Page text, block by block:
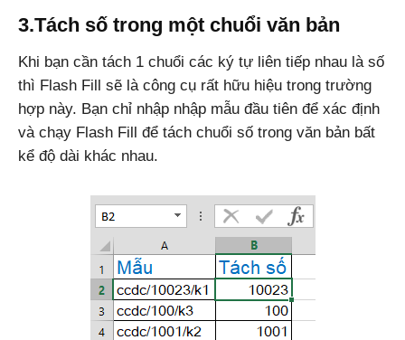
3.Tách số trong một chuổi văn bản
Khi bạn cần tách 1 chuổi các ký tự liên tiếp nhau là số
thì Flash Fill sẽ là công cụ rất hữu hiệu trong trường
hợp này. Bạn chỉ nhập nhập mẫu đầu tiên để xác định
và chạy Flash Fill để tách chuổi số trong văn bản bất
kể độ dài khác nhau.